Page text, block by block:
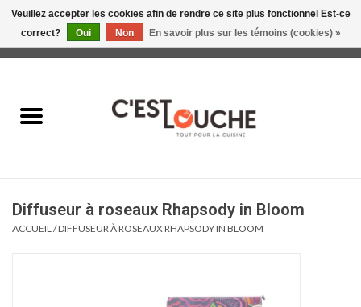
Table & Présentation
Boire
Diffuseur à roseaux Rhapsody in Bloom
ACCUEIL /DIFFUSEUR À ROSEAUX RHAPSODY IN BLOOM
Veuillez accepter les cookies afin de rendre ce site plus fonctionnel Est-ce
correct?
Oui Non En savoir plus sur les témoins (cookies) »